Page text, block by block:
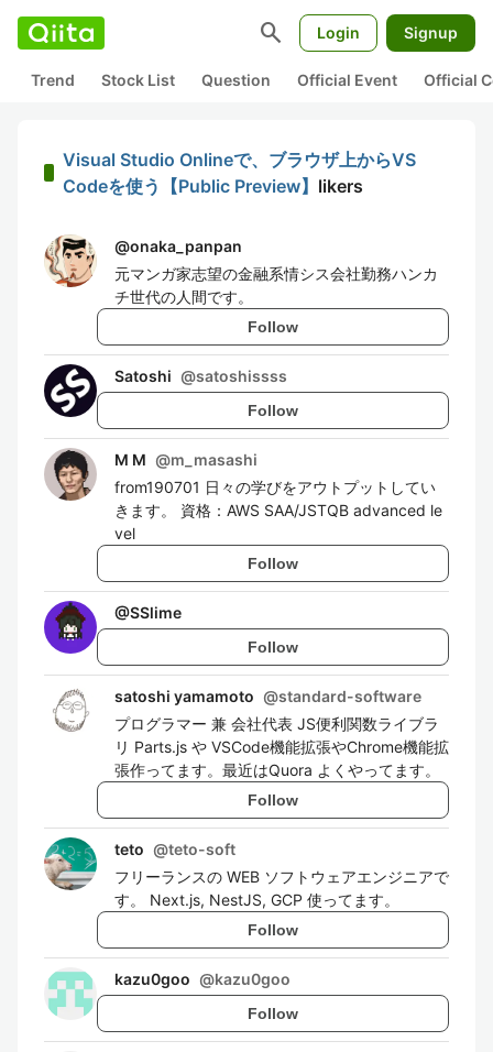
search Login Signup
Trend Stock List Question Official Event Official
Visual Studio Onlineで、ブラウザ上からVS
Codeを使う【Public Preview】 likers
@onaka_panpan
元マンガ家志望の金融系情シス会社勤務ハンカ
チ世代の人間です。
Follow
Satoshi @satoshissss
Follow
M M @m_masashi
from190701 日々の学びをアウトプットしてい
きます。 資格：AWS SAA/JSTQB advanced le
vel
Follow
@SSlime
Follow
satoshi yamamoto @standard-software
プログラマー 兼 会社代表 JS便利関数ライブラ
リ Parts.js や VSCode機能拡張やChrome機能拡
張作ってます。最近はQuora よくやってます。
Follow
teto @teto-soft
フリーランスの WEB ソフトウェアエンジニアで
す。 Next.js, NestJS, GCP 使ってます。
Follow
kazu0goo @kazu0goo
Follow